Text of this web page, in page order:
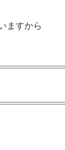
ますから